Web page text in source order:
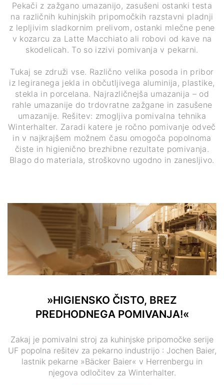
Pekači z zažgano umazanijo, zasušeni ostanki testa
na različnih kuhinjskih pripomočkih razstavni pladnji
z lepljivim sladkornim prelivom, ostanki mlečne pene
v kozarcu za Latte Macchiato ali robovi od kave na
skodelicah. To so izzivi pomivanja v pekarni.
Tukaj se združi vse. Različno velika posoda in pribor
iz legiranega jekla in občutljivega aluminija, plastike,
stekla in porcelana. Najrazličnejša umazanija – od
rahle umazanije do trdovratne zažgane in zasušene
umazanije. Rešitev: zmogljiva pomivalna tehnika
Winterhalter. Zaradi katere je ročno pomivanje odveč
in v najkrajšem možnem času omogoča popolnoma
čiste in higienično brezhibne rezultate pomivanja.
Blago do materiala, stroškovno ugodno in zanesljivo.
»HIGIENSKO ČISTO, BREZ
PREDHODNEGA POMIVANJA!«
Zakaj je pomivalni stroj za kuhinjske pripomočke serije
UF popolna rešitev za pekarno industrijo : Jochen Baier,
lastnik pekarne »Bäcker Baier« v Herrenbergu in
njegova odločitev za Winterhalter.